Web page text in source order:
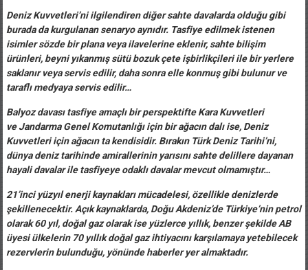
Deniz Kuvvetleri’ni ilgilendiren diğer sahte davalarda olduğu gibi
burada da kurgulanan senaryo aynıdır. Tasfiye edilmek istenen
isimler sözde bir plana veya ilavelerine eklenir, sahte bilişim
ürünleri, beyni yıkanmış sütü bozuk çete işbirlikçileri ile bir yerlere
saklanır veya servis edilir, daha sonra elle konmuş gibi bulunur ve
taraflı medyaya servis edilir…
Balyoz davası tasfiye amaçlı bir perspektifte Kara Kuvvetleri
ve Jandarma Genel Komutanlığı için bir ağacın dalı ise, Deniz
Kuvvetleri için ağacın ta kendisidir. Bırakın Türk Deniz Tarihi’ni,
dünya deniz tarihinde amirallerinin yarısını sahte delillere dayanan
hayali davalar ile tasfiyeye odaklı davalar mevcut olmamıştır…
21’inci yüzyıl enerji kaynakları mücadelesi, özellikle denizlerde
şekillenecektir. Açık kaynaklarda, Doğu Akdeniz’de Türkiye’nin petrol
olarak 60 yıl, doğal gaz olarak ise yüzlerce yıllık, benzer şekilde AB
üyesi ülkelerin 70 yıllık doğal gaz ihtiyacını karşılamaya yetebilecek
rezervlerin bulunduğu, yönünde haberler yer almaktadır.